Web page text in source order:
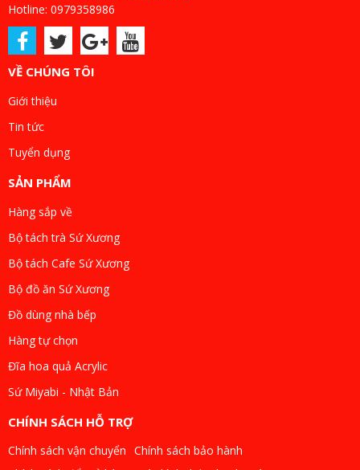
Hotline: 0979358986
VỀ CHÚNG TÔI
Giới thiệu
Tin tức
Tuyển dụng
SẢN PHẨM
Hàng sắp về
Bộ tách trà Sứ Xương
Bộ tách Cafe Sứ Xương
Bộ đồ ăn Sứ Xương
Đồ dùng nhà bếp
Hàng tự chọn
Đĩa hoa quả Acrylic
Sứ Miyabi - Nhật Bản
CHÍNH SÁCH HỖ TRỢ
Chính sách vận chuyển Chính sách bảo hành